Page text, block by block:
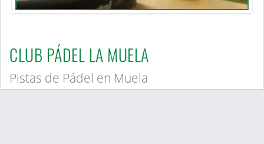
CLUB PÁDEL LA MUELA
Pistas de Pádel en Muela